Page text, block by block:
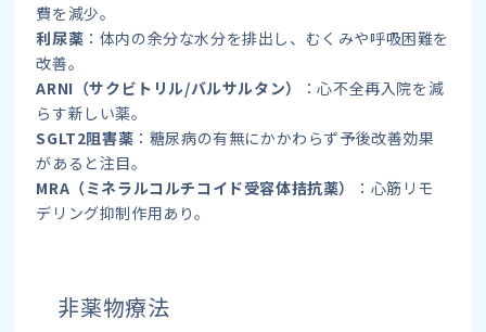
費を減少。
利尿薬 ：体内の余分な水分を排出し、むくみや呼吸困難を
改善。
ARNI（サクビトリル/バルサルタン）
：心不全再入院を減
らす新しい薬。
SGLT2阻害薬 ：糖尿病の有無にかかわらず予後改善効果
があると注目。
MRA（ミネラルコルチコイド受容体拮抗薬）
：心筋リモ
デリング抑制作用あり。
非薬物療法